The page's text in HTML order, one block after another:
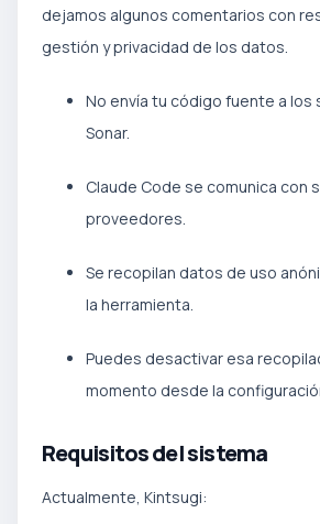
dejamos algunos comentarios con
gestión y privacidad de los datos.
No envía tu código fuente a los
Sonar.
Claude Code se comunica con
proveedores.
Se recopilan datos de uso
la herramienta.
Puedes desactivar esa
momento desde la
Requisitos del sistema
Actualmente, Kintsugi: